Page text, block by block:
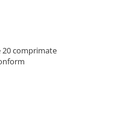
20 comprimate